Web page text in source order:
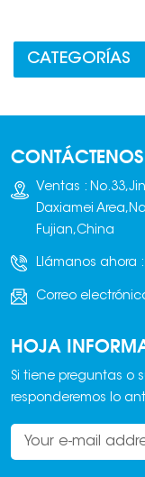
abajo.
CATEGORÍAS
CONTÁCTENOS
Ventas :
Daxiamei
Fujian,China
Llámanos ahora :
Correo
HOJA
Si tiene preguntas o
responderemos lo